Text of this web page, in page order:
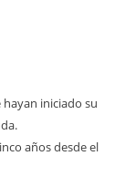
iniciado su
años desde el